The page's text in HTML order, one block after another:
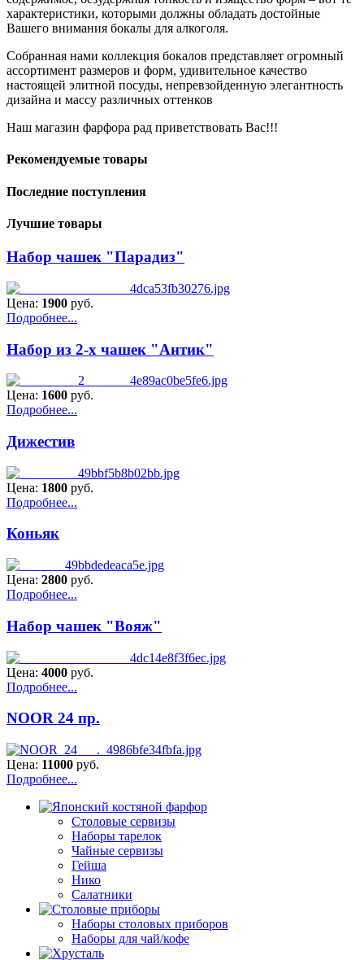
характеристики, которыми должны обладать достойные
Вашего внимания бокалы для алкоголя.
Собранная нами коллекция бокалов представляет огромный
ассортимент размеров и форм, удивительное качество
настоящей элитной посуды, непревзойденную элегантность
дизайна и массу различных оттенков
Наш магазин фарфора рад приветствовать Вас!!!
Рекомендуемые товары
Последние поступления
Лучшие товары
Набор чашек "Парадиз"
Цена: 1900 руб.
Подробнее...
Набор из 2-х чашек "Антик"
Цена: 1600 руб.
Подробнее...
Дижестив
Цена: 1800 руб.
Подробнее...
Коньяк
Цена: 2800 руб.
Подробнее...
Набор чашек "Вояж"
Цена: 4000 руб.
Подробнее...
NOOR 24 пр.
Цена: 11000 руб.
Подробнее...
Столовые сервизы
Наборы тарелок
Чайные сервизы
Гейша
Нико
Салатники
Наборы столовых приборов
Наборы для чай/кофе